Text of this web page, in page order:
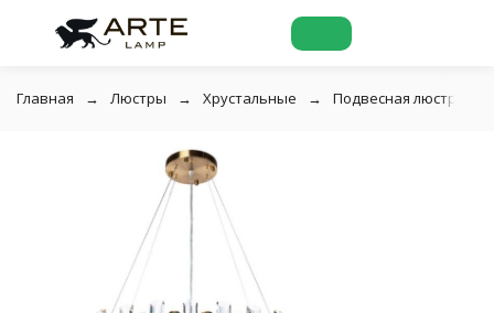
Главная Люстры Хрустальные Подвесная люстра